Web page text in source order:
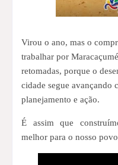
Virou o ano, mas o
trabalhar por
retomadas, porque o
cidade segue avançando
planejamento e ação.
É assim que
melhor para o nosso